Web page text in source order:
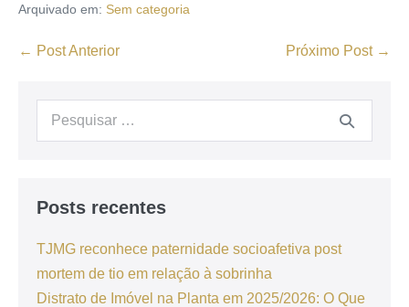
Arquivado em: Sem categoria
← Post Anterior Próximo Post →
Posts recentes
TJMG reconhece paternidade socioafetiva post
mortem de tio em relação à sobrinha
Distrato de Imóvel na Planta em 2025/2026: O Que